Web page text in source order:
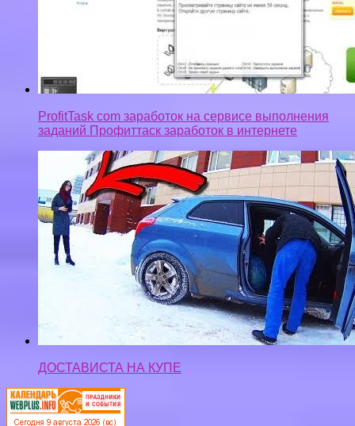
ДОСТАВИСТА НА КУПЕ
Верняк © 2026. Все права защищены.